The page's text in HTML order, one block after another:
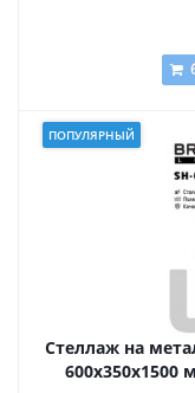
ПОПУЛЯРНЫЙ
Стеллаж на